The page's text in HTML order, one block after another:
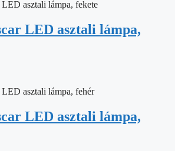
LED asztali lámpa,
LED asztali lámpa,